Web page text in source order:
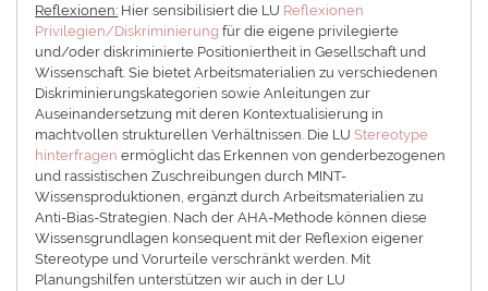
Reflexionen: Hier sensibilisiert die LU Reflexionen
Privilegien/Diskriminierung für die eigene privilegierte
und/oder diskriminierte Positioniertheit in Gesellschaft und
Wissenschaft. Sie bietet Arbeitsmaterialien zu verschiedenen
Diskriminierungskategorien sowie Anleitungen zur
Auseinandersetzung mit deren Kontextualisierung in
machtvollen strukturellen Verhältnissen. Die LUStereotype
hinterfragen ermöglicht das Erkennen von genderbezogenen
und rassistischen Zuschreibungen durch MINT-
Wissensproduktionen, ergänzt durch Arbeitsmaterialien zu
Anti-Bias-Strategien. Nach der AHA-Methode können diese
Wissensgrundlagen konsequent mit der Reflexion eigener
Stereotype und Vorurteile verschränkt werden. Mit
Planungshilfen unterstützen wir auch in der LU